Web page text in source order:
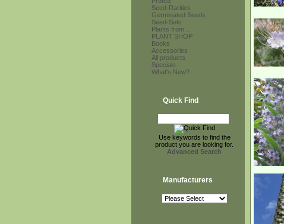
Seed-Rarities
Germinated Seeds
Seed-Sets
Plants from...
PLANT SHOP
Books
Accessories
All products
Specials
What's New?
Quick Find
Use keywords to find the
product you are looking for.
Advanced Search
Manufacturers